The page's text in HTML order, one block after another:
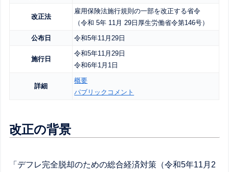
改正法
雇用保険法施行規則の一部を改正する省令
（令和 5年 11月 29日厚生労働省令第146号）
公布日
令和5年11月29日
施行日
令和5年11月29日
令和6年1月1日
詳細
概要
パブリックコメント
改正の背景
「デフレ完全脱却のための総合経済対策（令和5年11月2